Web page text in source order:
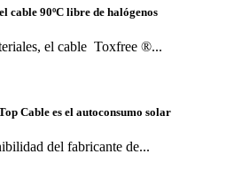
90ºC libre de halógenos
el cable Toxfree ®...
Cable es el autoconsumo solar
del fabricante de...